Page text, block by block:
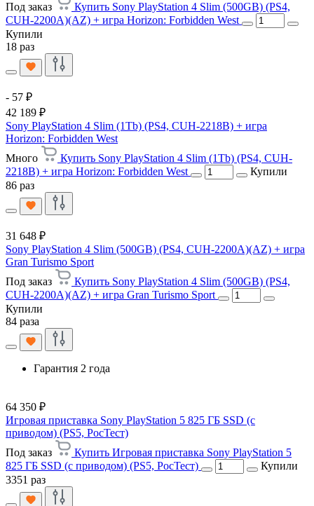
Под заказ
Купить Sony PlayStation 4 Slim (500GB) (PS4,
CUH-2200A)(AZ) + игра Horizon: Forbidden West
Купили
18 раз
- 57 ₽
42 189 ₽
Sony PlayStation 4 Slim (1Tb) (PS4, CUH-2218B) + игра
Horizon: Forbidden West
Много
Купить Sony PlayStation 4 Slim (1Tb) (PS4, CUH-
2218B) + игра Horizon: Forbidden West
Купили
86 раз
31 648 ₽
Sony PlayStation 4 Slim (500GB) (PS4, CUH-2200A)(AZ) + игра
Gran Turismo Sport
Под заказ
Купить Sony PlayStation 4 Slim (500GB) (PS4,
CUH-2200A)(AZ) + игра Gran Turismo Sport
Купили
84 раза
Гарантия 2 года
64 350 ₽
Игровая приставка Sony PlayStation 5 825 ГБ SSD (c
приводом) (PS5, РосТест)
Под заказ
Купить Игровая приставка Sony PlayStation 5
825 ГБ SSD (c приводом) (PS5, РосТест)
Купили
3351 раз